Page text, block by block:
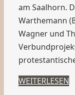
am Saalhorn.
Warthemann
Wagner und
WEITERLESEN